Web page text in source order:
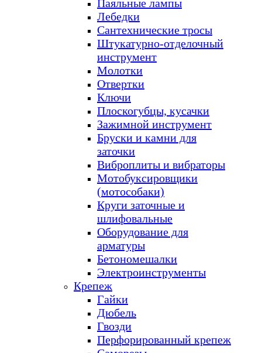
Паяльные лампы
Лебедки
Сантехнические тросы
Штукатурно-отделочный
инструмент
Молотки
Отвертки
Ключи
Плоскогубцы, кусачки
Зажимной инструмент
Бруски и камни для
заточки
Виброплиты и вибраторы
Мотобуксировщики
(мотособаки)
Круги заточные и
шлифовальные
Оборудование для
арматуры
Бетономешалки
Электроинструменты
Крепеж
Гайки
Дюбель
Гвозди
Перфорированный крепеж